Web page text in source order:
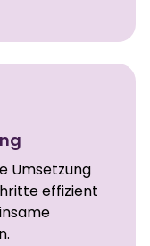
Umsetzung
effizient